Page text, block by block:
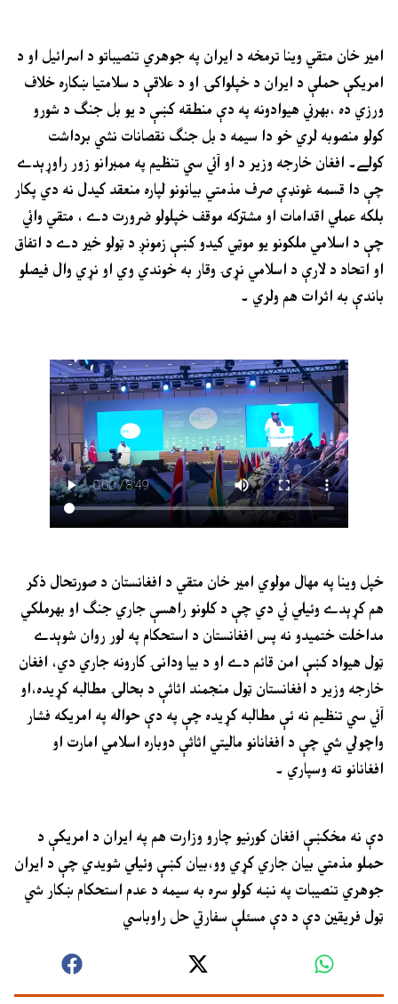
امير خان متقي وينا ترمخه د ايران په جوهري تنصيباتو د اسرائيل او د
امريکې حملې د ايران د خپلواکۍ او د علاقې د سلامتيا ښکاره خلاف
ورزي ده ،بهرني هيوادونه په دې منطقه کښې د يو بل جنګ د شورو
کولو منصوبه لري خو دا سيمه د بل جنګ نقصانات نشي برداشت
کولے۔ افغان خارجه وزير د او آئي سي تنظيم په ممبرانو زور راوړېدے
چې دا قسمه غونډې صرف مذمتي بيانونو لپاره منعقد کيدل نه دي پکار
بلکه عملي اقدامات او مشترکه موقف خپلولو ضرورت دے ، متقي وائي
چې د اسلامي ملکونو يو موټي کيدو کښې زمونږ د ټولو خير دے د اتفاق
او اتحاد د لارې د اسلامي نړۍ وقار به خوندي وي او نړي وال فيصلو
باندې به اثرات هم ولري ۔
خپل وينا په مهال مولوي امير خان متقي د افغانستان د صورتحال ذکر
هم کړېدے وئيلي ئي دي چې د کلونو راهسې جاري جنګ او بهرملکي
مداخلت ختميدو نه پس افغانستان د استحکام په لور روان شوېدے
ټول هيواد کښې امن قائم دے او د بيا ودانۍ کارونه جاري دي، افغان
خارجه وزير د افغانستان ټول منجمند اثاثې د بحالۍ مطالبه کړيده،او
آئي سي تنظيم نه ئې مطالبه کړيده چې په دې حواله په امريکه فشار
واچولي شي چې د افغانانو ماليتي اثاثې دوباره اسلامي امارت او
افغانانو ته وسپاري ۔
دې نه مخکښې افغان کورنيو چارو وزارت هم په ايران د امريکې د
حملو مذمتي بيان جاري کړي وو،بيان کښې وئيلي شويدي چې د ايران
جوهري تنصيبات په نښه کولو سره به سيمه د عدم استحکام ښکار شي
ټول فريقين دې د دې مسئلې سفارتي حل راوباسي